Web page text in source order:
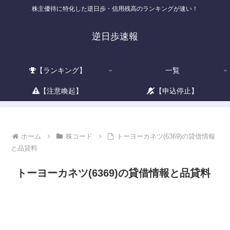
株主優待に特化した逆日歩・信用残高のランキングが速い！
逆日歩速報
【ランキング】 一覧
【注意喚起】 【申込停止】
ホーム 株コード
トーヨーカネツ(6369)の貸借情報
と品貸料
トーヨーカネツ(6369)の貸借情報と品貸料